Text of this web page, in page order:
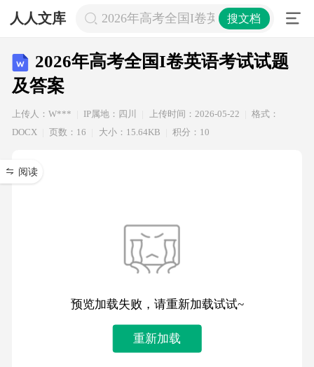
人人文库 2026年高考全国I卷英语考试试题及答
搜文档
2026年高考全国I卷英语考试试题
及答案
上传人：W*** IP属地：四川 上传时间：2026-05-22
格式：
DOCX
页数：16 大小：15.64KB 积分：10
阅读
预览加载失败，请重新加载试试~
重新加载